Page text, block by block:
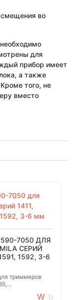
смещения во
для
прибор имеет
а также
того, не
вместо
7050 ДЛЯ
СЕРИЙ
1592, 3-6
триммеров